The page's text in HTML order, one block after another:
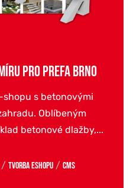
PRO PREFA BRNO
s betonovými
Oblíbeným
betonové dlažby,...
/ Tvorba eshopu / CMS